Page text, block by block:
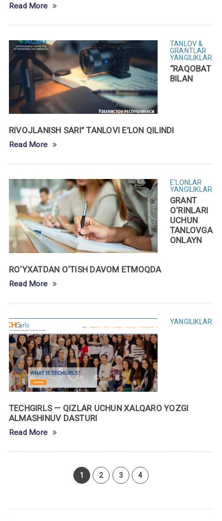
Read More
TANLOV &
GRANTLAR
YANGILIKLAR
“RAQOBAT
BILAN
RIVOJLANISH SARI” TANLOVI E’LON QILINDI
Read More
E'LONLAR
YANGILIKLAR
GRANT
O‘RINLARI
UCHUN
TANLOVGA
ONLAYN
RO‘YXATDAN O‘TISH DAVOM ETMOQDA
Read More
YANGILIKLAR
TECHGIRLS — QIZLAR UCHUN XALQARO YOZGI
ALMASHINUV DASTURI
Read More
1 2 3 4